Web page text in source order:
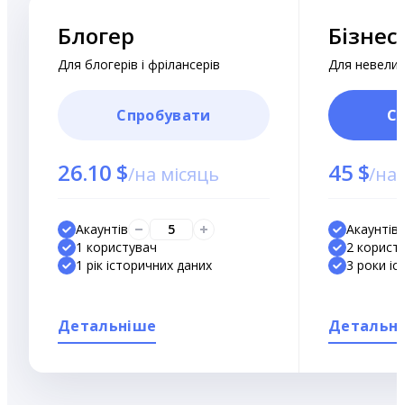
Блогер
Для блогерів і фрілансерів
Спробувати
26.10 $/на місяць
Акаунтів
5
1 користувач
1 рік історичних даних
Детальніше
Бізнес
Для
45 $/на
Акаунтів
2
3 роки